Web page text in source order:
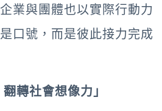
業與團體也以實際行動力
口號，而是彼此接力完成
轉社會想像力」